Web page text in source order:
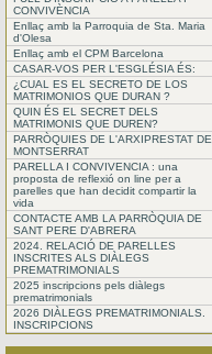
CONVIVÈNCIA
Enllaç amb la Parroquia de Sta. Maria
d'Olesa
Enllaç amb el CPM Barcelona
CASAR-VOS PER L'ESGLÉSIA ÉS:
¿CUAL ES EL SECRETO DE LOS
MATRIMONIOS QUE DURAN ?
QUIN ÉS EL SECRET DELS
MATRIMONIS QUE DUREN?
PARRÒQUIES DE L'ARXIPRESTAT DE
MONTSERRAT
PARELLA I CONVIVENCIA : una
proposta de reflexió on line per a
parelles que han decidit compartir la
vida
CONTACTE AMB LA PARRÒQUIA DE
SANT PERE D'ABRERA
2024. RELACIÓ DE PARELLES
INSCRITES ALS DIÀLEGS
PREMATRIMONIALS
2025 inscripcions pels diàlegs
prematrimonials
2026 DIÀLEGS PREMATRIMONIALS.
INSCRIPCIONS